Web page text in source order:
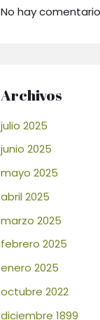
No hay
Archivos
julio 2025
junio 2025
mayo 2025
abril 2025
marzo 2025
febrero 2025
enero 2025
octubre 2022
diciembre 1899